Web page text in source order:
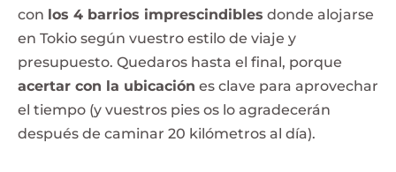
con los 4 barrios imprescindibles donde alojarse
en Tokio según vuestro estilo de viaje y
presupuesto. Quedaros hasta el final, porque
acertar con la ubicación es clave para aprovechar
el tiempo (y vuestros pies os lo agradecerán
después de caminar 20 kilómetros al día).